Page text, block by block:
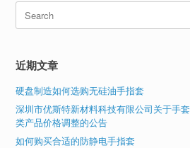
Search
for:
近期文章
硬盘制造如何选购无硅油手指套
深圳市优斯特新材料科技有限公司关于手套
类产品价格调整的公告
如何购买合适的防静电手指套